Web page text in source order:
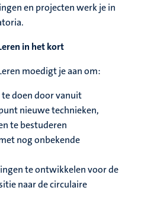
en projecten werk je in
in het kort
moedigt je aan om:
doen door vanuit
nieuwe technieken,
te bestuderen
nog onbekende
te ontwikkelen voor de
naar de circulaire